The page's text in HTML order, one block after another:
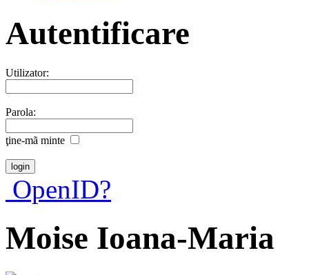
Autentificare
Utilizator:
Parola:
ţine-mã minte
OpenID?
Moise Ioana-Maria